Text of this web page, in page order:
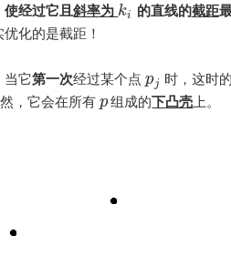
使经过它且斜率为 ki 的直线的截距
化的是截距！
当它第一次经过某个点pj 时，这时的
，它会在所有 p组成的下凸壳上。